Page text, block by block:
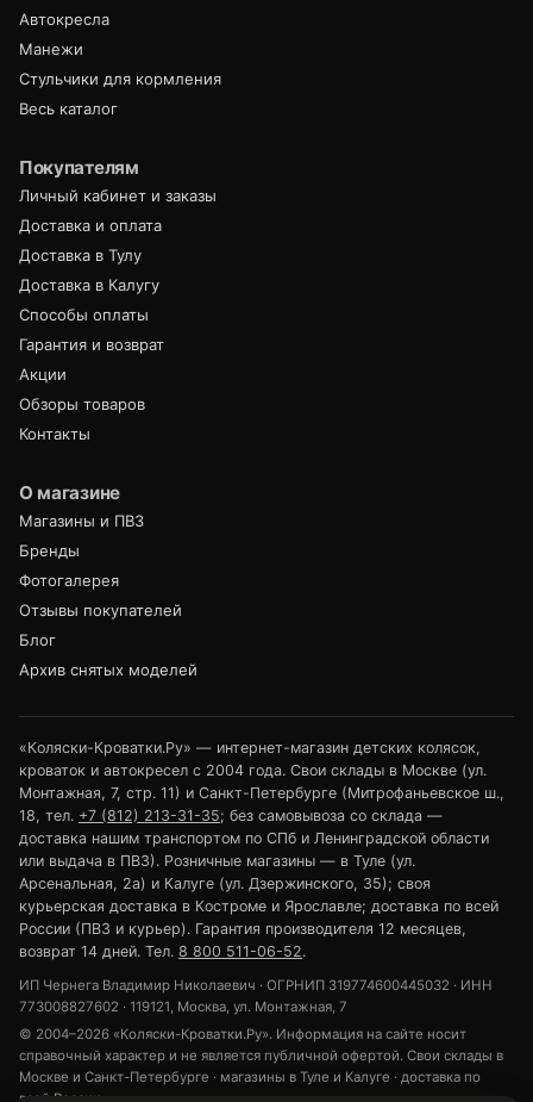
Автокресла
Манежи
Стульчики для кормления
Весь каталог
Покупателям
Личный кабинет и заказы
Доставка и оплата
Доставка в Тулу
Доставка в Калугу
Способы оплаты
Гарантия и возврат
Акции
Обзоры товаров
Контакты
О магазине
Магазины и ПВЗ
Бренды
Фотогалерея
Отзывы покупателей
Блог
Архив снятых моделей
«Коляски-Кроватки.Ру» — интернет-магазин детских колясок,
кроваток и автокресел с 2004 года. Свои склады в Москве (ул.
Монтажная, 7, стр. 11) и Санкт-Петербурге (Митрофаньевское ш.,
18, тел. +7 (812) 213-31-35; без самовывоза со склада —
доставка нашим транспортом по СПб и Ленинградской области
или выдача в ПВЗ). Розничные магазины — в Туле (ул.
Арсенальная, 2а) и Калуге (ул. Дзержинского, 35); своя
курьерская доставка в Костроме и Ярославле; доставка по всей
России (ПВЗ и курьер). Гарантия производителя 12 месяцев,
возврат 14 дней. Тел. 8 800 511-06-52.
ИП Чернега Владимир Николаевич · ОГРНИП 319774600445032 · ИНН
773008827602 · 119121, Москва, ул. Монтажная, 7
© 2004–2026 «Коляски-Кроватки.Ру». Информация на сайте носит
справочный характер и не является публичной офертой. Свои склады в
Москве и Санкт-Петербурге · магазины в Туле и Калуге · доставка по
всей России.